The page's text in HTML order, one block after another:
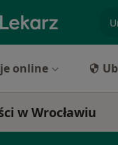
online
w Wrocławiu